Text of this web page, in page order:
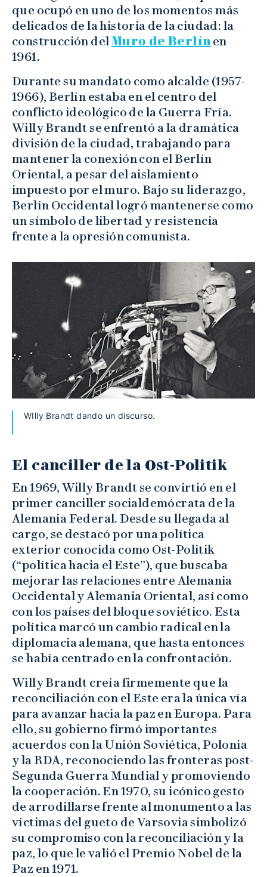
que ocupó en uno de los momentos más
delicados de la historia de la ciudad: la
construcción delMuro de Berlín en
1961.
Durante su mandato como alcalde (1957-
1966), Berlín estaba en el centro del
conflicto ideológico de la Guerra Fría.
Willy Brandt se enfrentó a la dramática
división de la ciudad, trabajando para
mantener la conexión con el Berlín
Oriental, a pesar del aislamiento
impuesto por el muro. Bajo su liderazgo,
Berlín Occidental logró mantenerse como
un símbolo de libertad y resistencia
frente a la opresión comunista.
WIlly Brandt dando un discurso.
El canciller de la Ost-Politik
En 1969, Willy Brandt se convirtió en el
primer canciller socialdemócrata de la
Alemania Federal. Desde su llegada al
cargo, se destacó por una política
exterior conocida como Ost-Politik
(“política hacia el Este”), que buscaba
mejorar las relaciones entre Alemania
Occidental y Alemania Oriental, así como
con los países del bloque soviético. Esta
política marcó un cambio radical en la
diplomacia alemana, que hasta entonces
se había centrado en la confrontación.
Willy Brandt creía firmemente que la
reconciliación con el Este era la única vía
para avanzar hacia la paz en Europa. Para
ello, su gobierno firmó importantes
acuerdos con la Unión Soviética, Polonia
y la RDA, reconociendo las fronteras post-
Segunda Guerra Mundial y promoviendo
la cooperación. En 1970, su icónico gesto
de arrodillarse frente al monumento a las
víctimas del gueto de Varsovia simbolizó
su compromiso con la reconciliación y la
paz, lo que le valió el Premio Nobel de la
Paz en 1971.